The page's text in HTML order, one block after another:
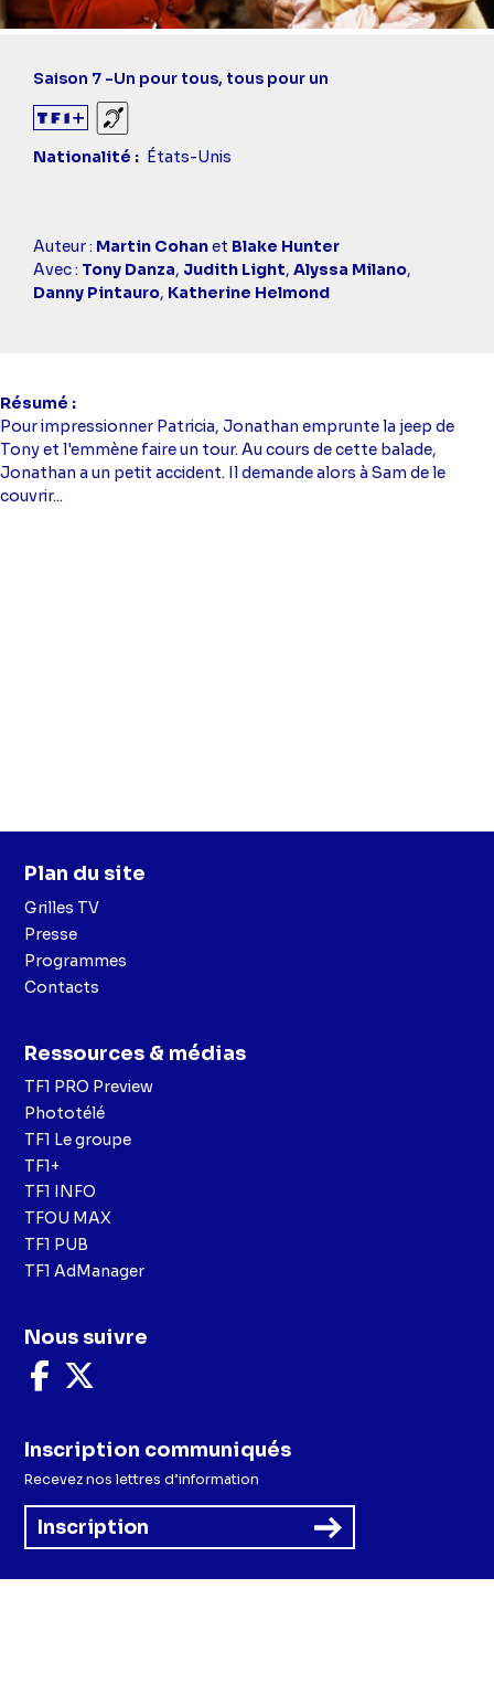
Saison 7 -Un pour tous, tous pour un
Sourds et malentendants
Nationalité
États-Unis
Casting
simba
Auteur : Martin Cohanet Blake Hunter
Avec : Tony Danza, Judith Light, Alyssa Milano,
Danny Pintauro, Katherine Helmond
Résumé
Pour impressionner Patricia, Jonathan emprunte la jeep de
Tony et l'emmène faire un tour. Au cours de cette balade,
Jonathan a un petit accident. Il demande alors à Sam de le
couvrir...
Plan du site
Grilles TV
Presse
Programmes
Contacts
Ressources & médias
TF1 PRO Preview
Phototélé
TF1 Le groupe
TF1+
TF1 INFO
TFOU MAX
TF1 PUB
TF1 AdManager
Nous suivre
Nous
suivre
Facebook
X
Inscription communiqués
Recevez nos lettres d’information
Inscription